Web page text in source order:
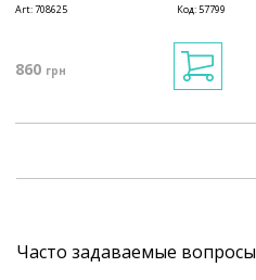
Art:708625 Код:57799
860 грн
Часто задаваемые вопросы